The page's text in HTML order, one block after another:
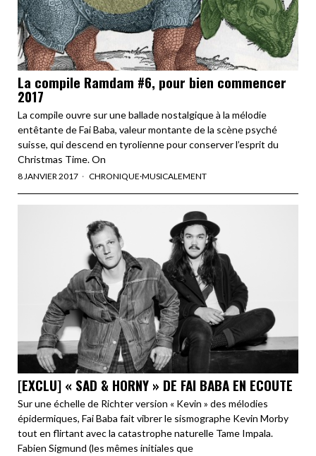
La compile Ramdam #6, pour bien commencer
2017
La compile ouvre sur une ballade nostalgique à la mélodie
entêtante de Fai Baba, valeur montante de la scène psyché
suisse, qui descend en tyrolienne pour conserver l’esprit du
Christmas Time. On
8 JANVIER 2017 CHRONIQUE·MUSICALEMENT
[EXCLU] « SAD & HORNY » DE FAI BABA EN ECOUTE
Sur une échelle de Richter version « Kevin » des mélodies
épidermiques, Fai Baba fait vibrer le sismographe Kevin Morby
tout en flirtant avec la catastrophe naturelle Tame Impala.
Fabien Sigmund (les mêmes initiales que